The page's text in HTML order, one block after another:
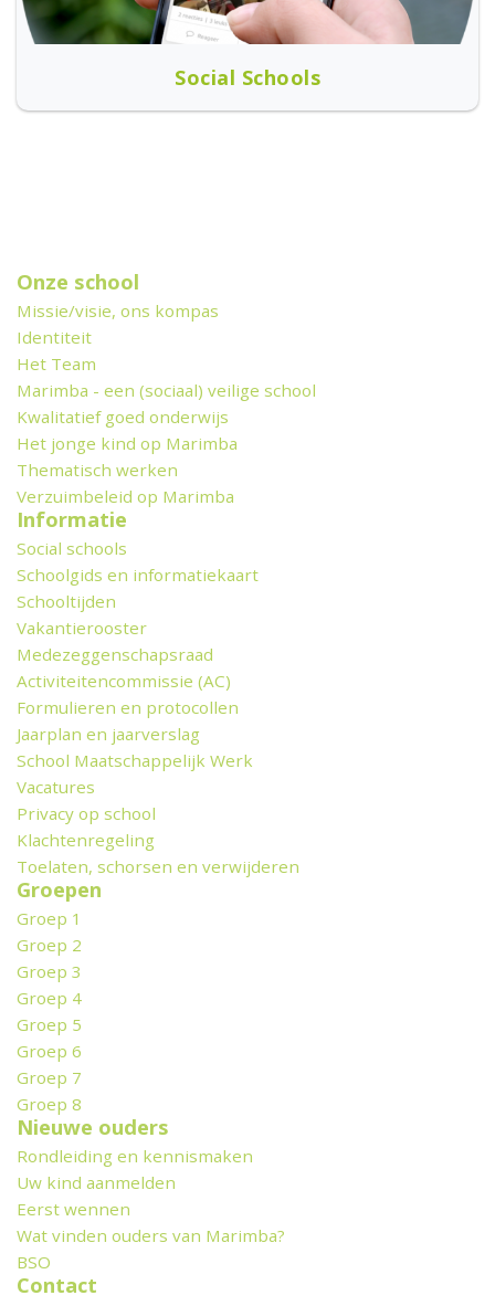
Social Schools
Onze school
Missie/visie, ons kompas
Identiteit
Het Team
Marimba - een (sociaal) veilige school
Kwalitatief goed onderwijs
Het jonge kind op Marimba
Thematisch werken
Verzuimbeleid op Marimba
Informatie
Social schools
Schoolgids en informatiekaart
Schooltijden
Vakantierooster
Medezeggenschapsraad
Activiteitencommissie (AC)
Formulieren en protocollen
Jaarplan en jaarverslag
School Maatschappelijk Werk
Vacatures
Privacy op school
Klachtenregeling
Toelaten, schorsen en verwijderen
Groepen
Groep 1
Groep 2
Groep 3
Groep 4
Groep 5
Groep 6
Groep 7
Groep 8
Nieuwe ouders
Rondleiding en kennismaken
Uw kind aanmelden
Eerst wennen
Wat vinden ouders van Marimba?
BSO
Contact